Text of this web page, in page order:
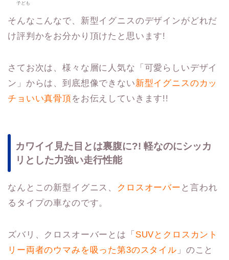
子ども
そんなこんなで、新型イグニスのデザインがどれだ
け評判かをお分かり頂けたと思います!
さてお次は、様々な層に人気な「可愛らしいデザイ
ン」からは、到底想像できない新型イグニスのカッ
チョいい真骨頂をお伝えしていきます!!
カワイイ見た目とは裏腹に?! 軽なのにシッカ
リとした力強い走行性能
なんとこの新型イグニス、 クロスオーバー と言われ
るタイプの車なのです。
ズバリ、クロスオーバーとは「 SUVとクロスカント
リー両者のウマみを吸った第3のスタイル 」のこと